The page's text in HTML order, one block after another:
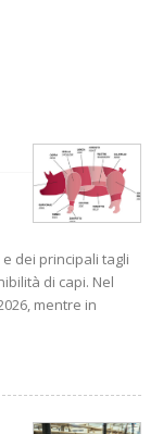
dei principali tagli
di capi. Nel
mentre in